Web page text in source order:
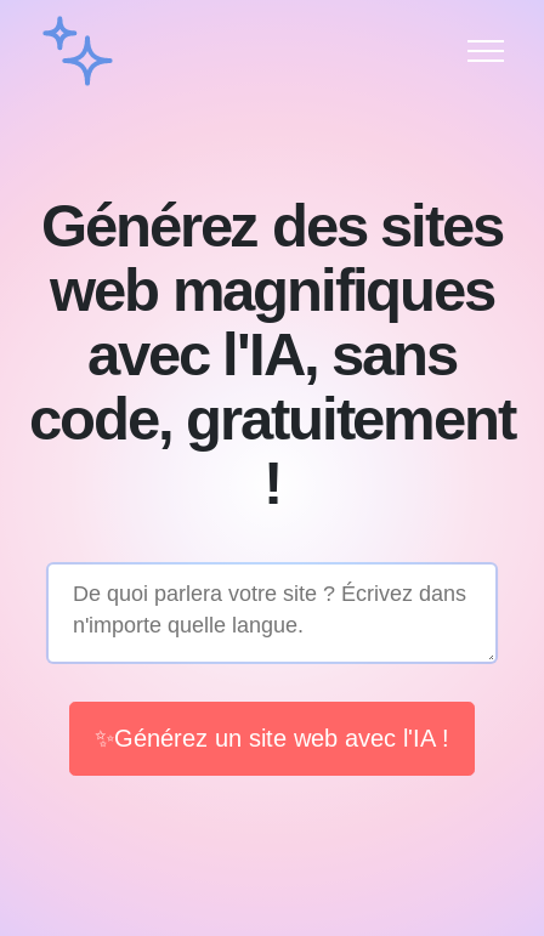
Générez des sites
web magnifiques
avec l'IA, sans
code, gratuitement
!
✨Générez un site web avec l'IA !